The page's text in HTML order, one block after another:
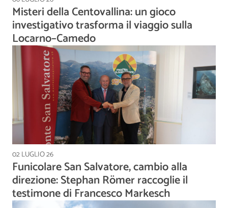
Misteri della Centovallina: un gioco
investigativo trasforma il viaggio sulla
Locarno–Camedo
02 LUGLIO 26
Funicolare San Salvatore, cambio alla
direzione: Stephan Römer raccoglie il
testimone di Francesco Markesch